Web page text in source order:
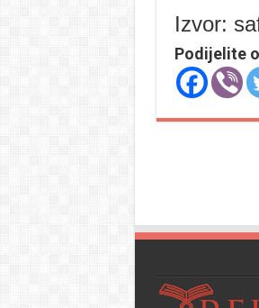
Izvor:
Podijelite